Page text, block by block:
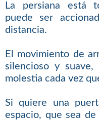
La persiana está
puede ser
distancia.
El movimiento de
silencioso y
molestia cada vez
Si quiere una
espacio, que sea